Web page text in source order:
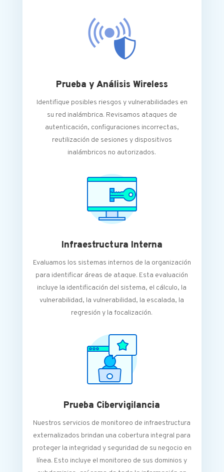
Prueba y Análisis Wireless
Identifique posibles riesgos y vulnerabilidades en
su red inalámbrica. Revisamos ataques de
autenticación, configuraciones incorrectas,
reutilización de sesiones y dispositivos
inalámbricos no autorizados.
Infraestructura Interna
Evaluamos los sistemas internos de la organización
para identificar áreas de ataque. Esta evaluación
incluye la identificación del sistema, el cálculo, la
vulnerabilidad, la vulnerabilidad, la escalada, la
regresión y la focalización.
Prueba Cibervigilancia
Nuestros servicios de monitoreo de infraestructura
externalizados brindan una cobertura integral para
proteger la integridad y seguridad de su negocio en
línea. Esto incluye el monitoreo de sus dominios y